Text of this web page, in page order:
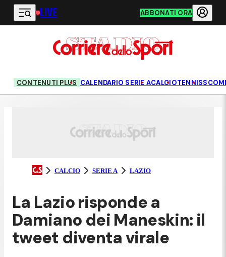
Vai al contenuto principale
LIVE ABBONATI ORA
CONTENUTI PLUS CALENDARIO SERIE ACALCIOTENNIS
CALCIO SERIE A LAZIO
La Lazio risponde a
Damiano dei Maneskin: il
tweet diventa virale